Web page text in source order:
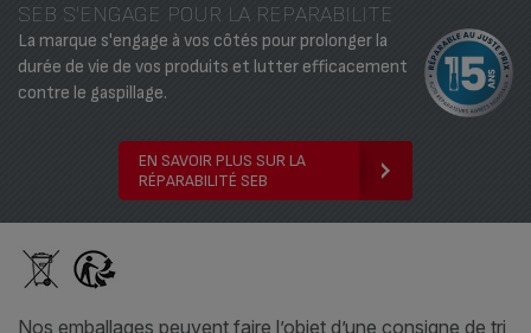
SEB S'ENGAGE POUR LA REPARABILITE
La marque s'engage à vos côtés pour prolonger la
durée de vie de vos produits et lutter efficacement
contre le gaspillage.
EN SAVOIR PLUS SUR LA
RÉPARABILITÉ SEB
Nos emballages peuvent faire l’objet d’une consigne de tri,